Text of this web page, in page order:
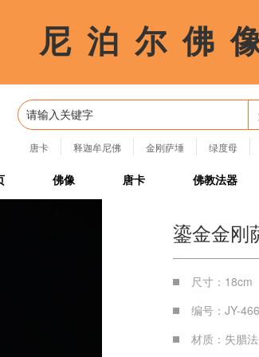
尼 泊 尔 佛
唐卡 释迦牟尼佛 金刚萨埵 绿度母
四臂观音
佛像 唐卡 佛教法器
鎏金金刚
尺寸：18cm
编号：JY-466
材质：失腊